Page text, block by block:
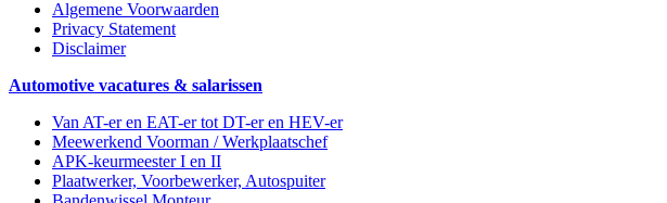
Algemene Voorwaarden
Privacy Statement
Disclaimer
Automotive vacatures & salarissen
Van AT-er en EAT-er tot DT-er en HEV-er
Meewerkend Voorman / Werkplaatschef
APK-keurmeester I en II
Plaatwerker, Voorbewerker, Autospuiter